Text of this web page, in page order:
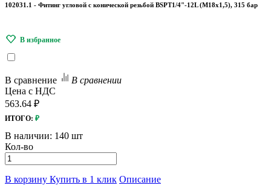
102031.1 - Фитинг угловой с конической резьбой BSPT1/4"-12L (М18х1,5), 315 бар
В сравнение
В сравнении
Цена с НДС
563.64 ₽
ИТОГО: ₽
В наличии: 140 шт
Кол-во
В корзину Купить в 1 клик Описание